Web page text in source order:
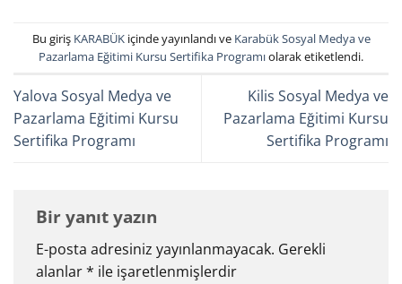
Bu giriş KARABÜKiçinde yayınlandı ve Karabük Sosyal Medya ve
Pazarlama Eğitimi Kursu Sertifika Programıolarak etiketlendi.
Yalova Sosyal Medya ve
Pazarlama Eğitimi Kursu
Sertifika Programı
Kilis Sosyal Medya ve
Pazarlama Eğitimi Kursu
Sertifika Programı
Bir yanıt yazın
E-posta adresiniz yayınlanmayacak. Gerekli
alanlar* ile işaretlenmişlerdir